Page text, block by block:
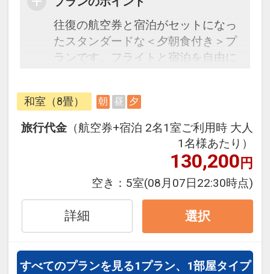
往復の航空券と宿泊がセットになっ
たスタンダードな＜夕朝食付き＞プ
ランです。フライトと宿泊を自由に
ケージだから、一都市滞在はもちろ
ん周遊旅行にも最適！
旅行期間中の1泊だけの宿泊や延
泊・飛び泊なども自由自在です。
フライトは、安心のJAL（または
JALグループ）確約！フライトマイ
ル50%貯まります。
オプションでレンタカーや現地交
通・体験プランなどの追加（同時予
約）が可能なプランもございます。
和室（8畳） 朝 昼 夕
旅行代金 （航空券+宿泊 2名1室ご利用時 大人
1名様あたり）
130,200円
空き： 5室(08月07日22:30時点)
詳細 選択
すべてのプランを見る1プラン、1部屋タイプ